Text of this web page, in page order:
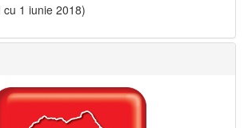
1 iunie 2018)